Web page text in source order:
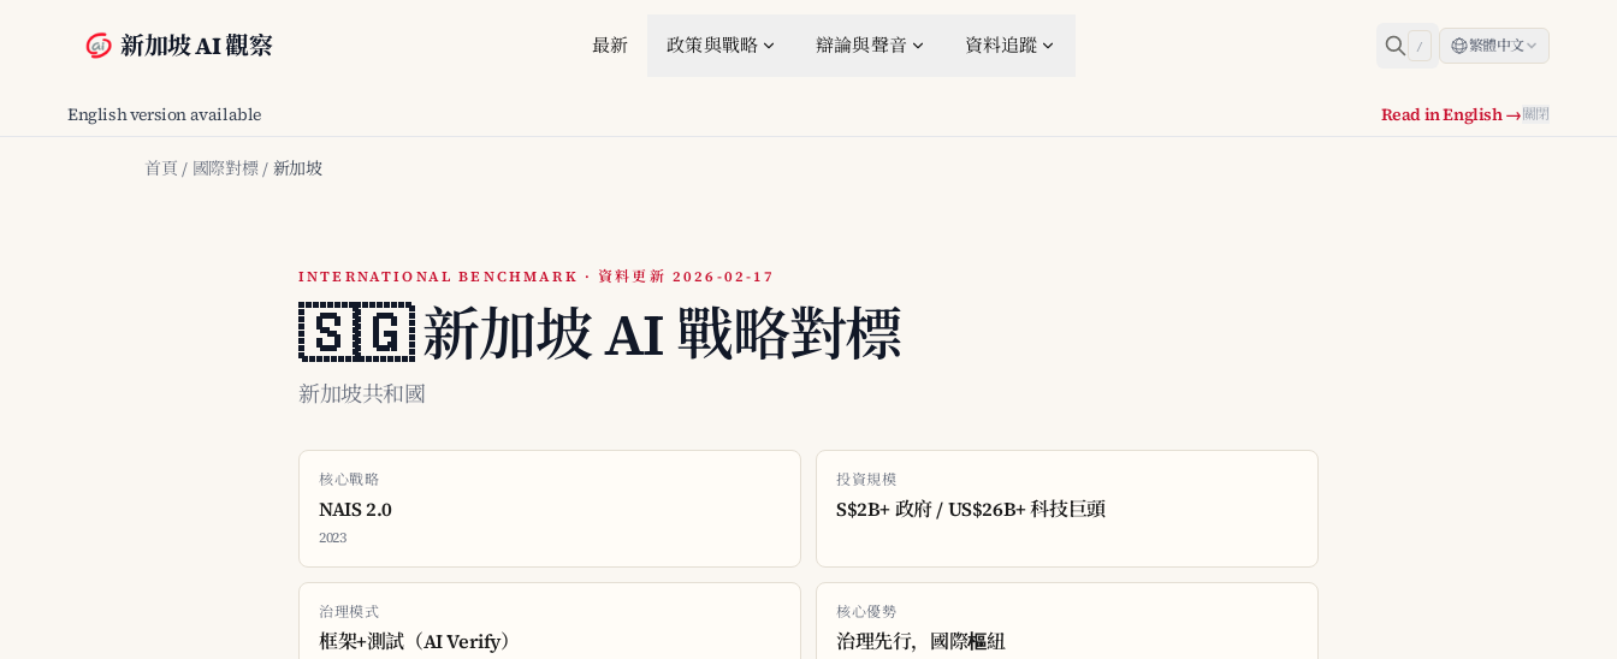
新加坡 AI 觀察 最新 政策與戰略 辯論與聲音 資料追蹤 / 繁體中文
English version available Read in English →關閉
首頁 / 國際對標 / 新加坡
INTERNATIONAL BENCHMARK · 資料更新 2026-02-17
🇸🇬 新加坡 AI 戰略對標
新加坡共和國
核心戰略
NAIS 2.0
2023
投資規模
S$2B+ 政府 / US$26B+ 科技巨頭
治理模式
框架+測試（AI Verify）
核心優勢
治理先行，國際樞紐